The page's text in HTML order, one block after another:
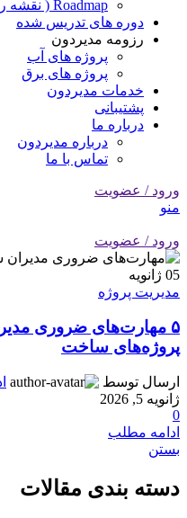
Roadmap ( نقشه راه )
دوره های تدریس شده
رزومه مدیردون
پروژه های آب
پروژه های برق
خدمات مدیردون
پشتیبانی
درباره ما
درباره مدیردون
تماس با ما
ورود / عضویت
منو
ورود / عضویت
05 ژانویه
مدیریت پروژه
۵ مهارت‌های ضروری
پروژه‌های ساخت
ارسال توسط
ژانویه 5, 2026
0
ادامه مطلب
بستن
دسته بندی مقالات